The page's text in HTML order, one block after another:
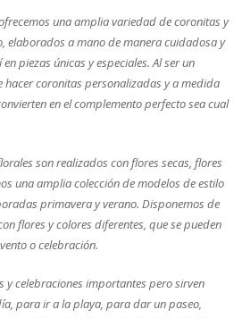
una amplia variedad de coronitas y
elaborados a mano de manera cuidadosa y
piezas únicas y especiales. Al ser un
coronitas personalizadas y a medida
en el complemento perfecto sea cual
son realizados con flores secas, flores
una amplia colección de modelos de estilo
primavera y verano. Disponemos de
flores y colores diferentes, que se pueden
o celebración.
y celebraciones importantes pero sirven
para ir a la playa, para dar un paseo,